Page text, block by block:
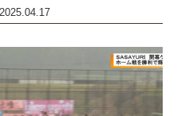
2025.04.17